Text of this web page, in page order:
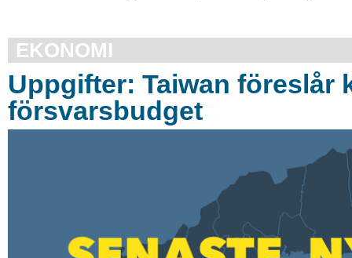
EKONOMI
Uppgifter: Taiwan föreslår
försvarsbudget